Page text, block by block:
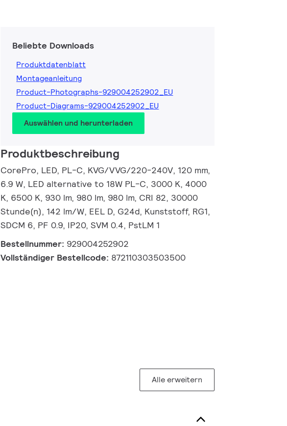
Beliebte Downloads
Produktdatenblatt
Montageanleitung
Product-Photographs-929004252902_EU
Product-Diagrams-929004252902_EU
Auswählen und herunterladen
Produktbeschreibung
CorePro, LED, PL-C, KVG/VVG/220-240V, 120 mm,
6.9 W, LED alternative to 18W PL-C, 3000 K, 4000
K, 6500 K, 930 lm, 980 lm, 980 lm, CRI 82, 30000
Stunde(n), 142 lm/W, EEL D, G24d, Kunststoff, RG1,
SDCM 6, PF 0.9, IP20, SVM 0.4, PstLM 1
Bestellnummer: 929004252902
Vollständiger Bestellcode: 872110303503500
Alle erweitern